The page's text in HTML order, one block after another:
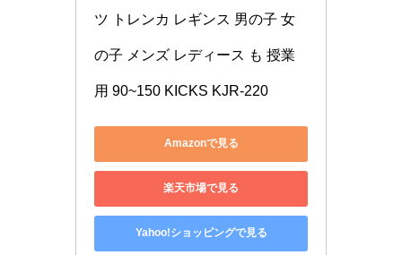
ツ トレンカ レギンス 男の子 女
の子 メンズ レディース も 授業
用 90~150 KICKS KJR-220
Amazonで見る
楽天市場で見る
Yahoo!ショッピングで見る